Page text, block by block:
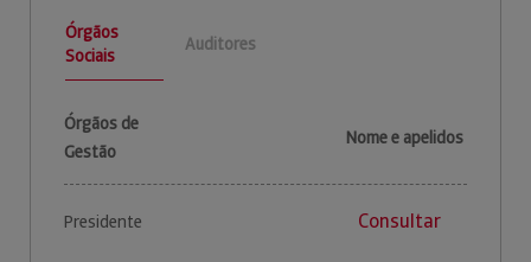
Órgãos
Sociais
Auditores
Órgãos de
Gestão
Nome e apelidos
Presidente Consultar